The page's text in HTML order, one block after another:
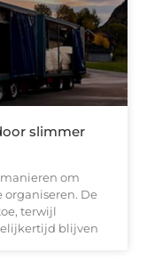
slimmer
om
De
terwijl
blijven